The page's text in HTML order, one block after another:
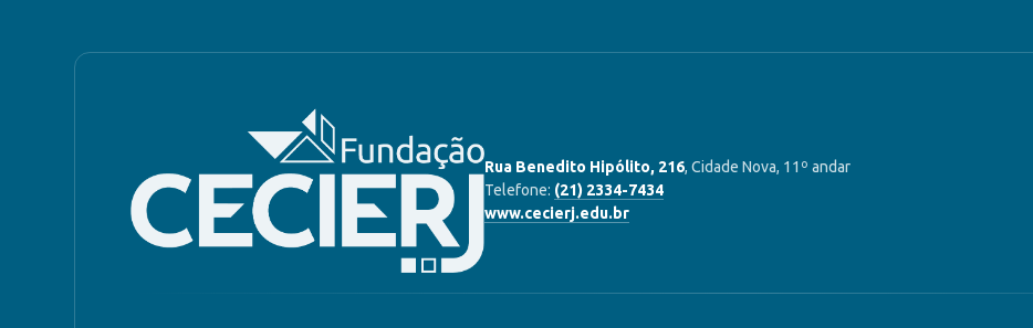
Rua Benedito Hipólito, 216, Cidade Nova, 11º andar
Telefone: (21) 2334-7434
www.cecierj.edu.br